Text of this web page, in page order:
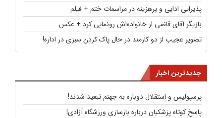
پذیرایی ادایی و پرهزینه در مراسمات ختم + فیلم
بازیگر آقای قاضی از خانواده‌اش رونمایی کرد + عکس
تصویر عجیب از دو کارمند در حال پاک کردن سبزی در اداره!
جدیدترین اخبار
پرسپولیس و استقلال دوباره به جهنم تبعید شدند!
پاسخ کوتاه پزشکیان درباره بازسازی ورزشگاه آزادی!